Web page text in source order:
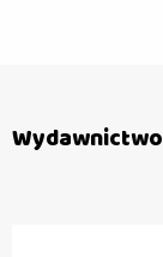
Wydawnictwo